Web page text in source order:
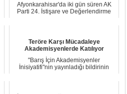
Afyonkarahisar'da iki gün süren AK
Parti 24. İstişare ve Değerlendirme
Teröre Karşı Mücadaleye
Akademisyenlerde Katılıyor
"Barış İçin Akademisyenler
İnisiyatifi"nin yayınladığı bildirinin